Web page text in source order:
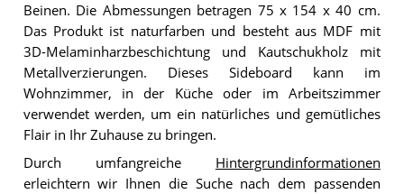
Beinen. Die Abmessungen betragen 75 x 154 x 40 cm.
Das Produkt ist naturfarben und besteht aus MDF mit
3D-Melaminharzbeschichtung und Kautschukholz mit
Metallverzierungen. Dieses Sideboard kann im
Wohnzimmer, in der Küche oder im Arbeitszimmer
verwendet werden, um ein natürliches und gemütliches
Flair in Ihr Zuhause zu bringen.
Durch umfangreiche Hintergrundinformationen
erleichtern wir Ihnen die Suche nach dem passenden